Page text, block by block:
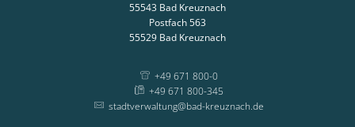
55543 Bad Kreuznach
Postfach 563
55529 Bad Kreuznach
+49 671 800-0
+49 671 800-345
stadtverwaltung@bad-kreuznach.de